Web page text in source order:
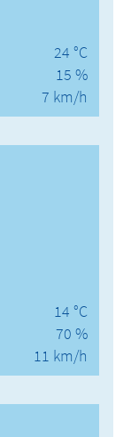
24 °C
15 %
7 km/h
14 °C
70 %
11 km/h